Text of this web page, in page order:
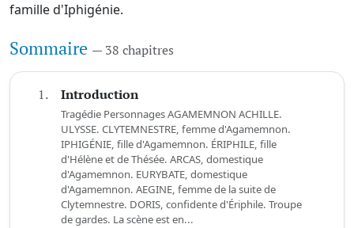
famille d'Iphigénie.
Sommaire — 38 chapitres
1. Introduction
Tragédie Personnages AGAMEMNON ACHILLE.
ULYSSE. CLYTEMNESTRE, femme d'Agamemnon.
IPHIGÉNIE, fille d'Agamemnon. ÉRIPHILE, fille
d'Hélène et de Thésée. ARCAS, domestique
d'Agamemnon. EURYBATE, domestique
d'Agamemnon. AEGINE, femme de la suite de
Clytemnestre. DORIS, confidente d'Ériphile. Troupe
de gardes. La scène est en...